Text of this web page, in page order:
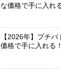
な価格で手に入れ
【2026年】プチ
価格で手に入れる！